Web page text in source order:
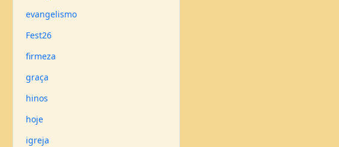
evangelismo
Fest26
firmeza
graça
hinos
hoje
igreja